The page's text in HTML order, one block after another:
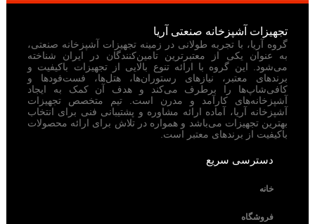
تجهیزات آشپزخانه صنعتی آریا
گروه آریا، با تجربه طولانی در زمینه تجهیزات آشپزخانه صنعتی،
به عنوان یکی از معتبرترین تامین‌کنندگان در ایران شناخته
می‌شود. این گروه با ارائه تنوع بالایی از تجهیزات باکیفیت و
برندهای معتبر، نیازهای رستوران‌ها، هتل‌ها، فست‌فودها و
کافی‌شاپ‌ها را برطرف می‌کند و هدف آن کمک به ایجاد
آشپزخانه‌های کارآمد و مدرن است. تیم متخصص تجهیزات
آشپزخانه آریا، آماده ارائه مشاوره و پشتیبانی فنی برای انتخاب
بهترین تجهیزات می‌باشد و همواره در تلاش برای ارائه محصولات
باکیفیت از برندهای معتبر است.
دسترسی سریع
خانه
فروشگاه